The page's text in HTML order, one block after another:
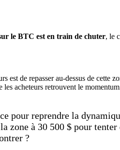
le BTC est en train de chuter, le
est de repasser au-dessus de cette
les acheteurs retrouvent le
pour reprendre la
zone à 30 500 $ pour tenter
?